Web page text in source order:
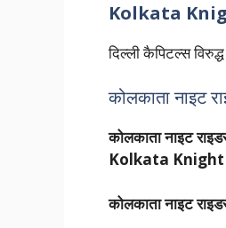
Kolkata
दिल्ली कैपिटल्स
कोलकाता नाइट
कोलकाता नाइट
Kolkata Knight
कोलकाता नाइट